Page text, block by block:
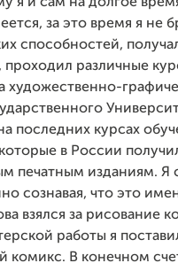
за это время я не
способностей,
различные
художественно-
последних курсах
в России
печатным изданиям. Я
сознавая, что это
взялся за рисование
работы я
комикс. В конечном